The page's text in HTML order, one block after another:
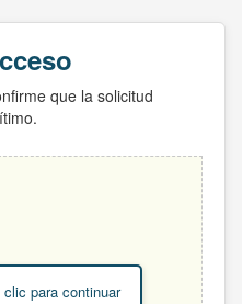
que la solicitud
clic para continuar